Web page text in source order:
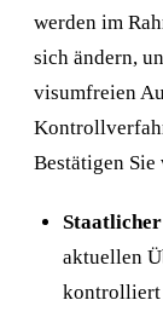
werden im
sich ändern,
visumfreien
Bestätigen
aktuellen
kontrolliert